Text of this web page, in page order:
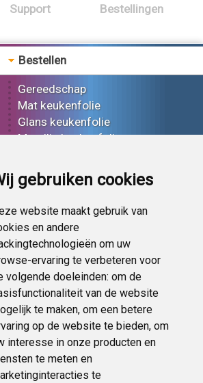
gebruiken cookies
website maakt gebruik van
en andere
om uw
ervaring te verbeteren voor
volgende doeleinden: om de
van de website
te maken, om een betere
op de website te bieden, om
interesse in onze producten en
te meten en
te
Support Bestellingen
Bestellen
Gereedschap
Mat keukenfolie
Glans keukenfolie
Metallic keukenfolie
Effect keukenfolie
Bedrukt keukenfolie
Carbon keukenfolie
Lampen folie
Functionele folie
Keukenfolie korting
Op bestelling
Pagina delen